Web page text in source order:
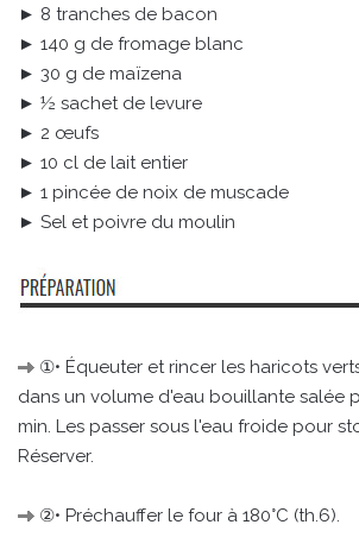
► 8 tranches de bacon
► 140 g de fromage blanc
► 30 g de maïzena
► ½ sachet de levure
► 2 œufs
► 10 cl de lait entier
► 1 pincée de noix de muscade
► Sel et poivre du moulin
①• Équeuter et rincer les haricots
dans un volume d'eau bouillante salée
min. Les passer sous l'eau froide pour
Réserver.
②• Préchauffer le four à 180°C (th.6).